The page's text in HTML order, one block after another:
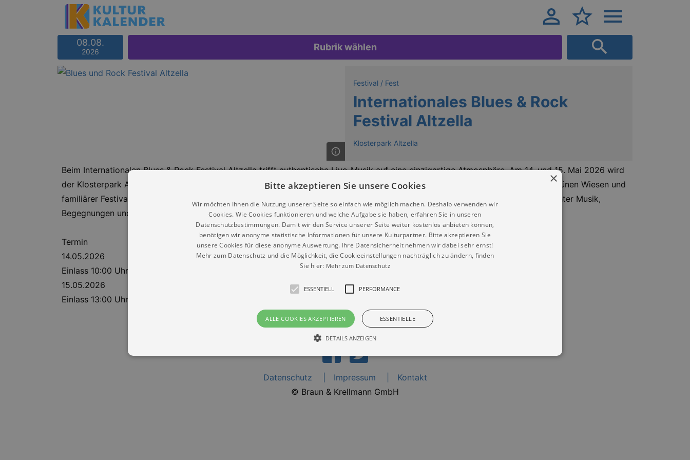
08.08.
2026 Rubrik wählen
Festival / Fest
Internationales Blues & Rock
Festival Altzella
Klosterpark Altzella
Beim Internationalen Blues & Rock Festival Altzella trifft authentische Live-Musik auf eine einzigartige Atmosphäre. Am 14. und 15. Mai 2026 wird
der Klosterpark Altzella erneut zum Treffpunkt für Blues- und Rockfans aus ganz Deutschland. Zwischen alten Klostermauern, grünen Wiesen und
familiärer Festivalstimmung verbindet die Musik Menschen, Generationen und Kulturen. Erleben Sie zwei Tage voller handgemachter Musik,
Begegnungen und Momenten, die verbinden.
Termin
14.05.2026
Einlass 10:00 Uhr | Beginn 11:00 Uhr
15.05.2026
Einlass 13:00 Uhr | Beginn 14:00 Uhr
Datenschutz Impressum
Kontakt
© Braun & Krellmann GmbH
×
Bitte akzeptieren Sie unsere Cookies
Wir möchten Ihnen die Nutzung unserer Seite so einfach wie möglich machen. Deshalb verwenden wir
Cookies. Wie Cookies funktionieren und welche Aufgabe sie haben, erfahren Sie in unseren
Datenschutzbestimmungen. Damit wir den Service unserer Seite weiter kostenlos anbieten können,
benötigen wir anonyme statistische Informationen für unsere Kulturpartner. Bitte akzeptieren Sie
unsere Cookies für diese anonyme Auswertung. Ihre Datensicherheit nehmen wir dabei sehr ernst!
Mehr zum Datenschutz und die Möglichkeit, die Cookieeinstellungen nachträglich zu ändern, finden
Sie hier: Mehr zum Datenschutz
ESSENTIELL PERFORMANCE
ALLE COOKIES AKZEPTIEREN ESSENTIELLE
DETAILS ANZEIGEN
Essentiell Performance
Essentielle Cookies werden für die grundlegenden Funktionen unserer Webseite gebraucht. Zum Beispiel für das Login in Ihren account. Ohne diese